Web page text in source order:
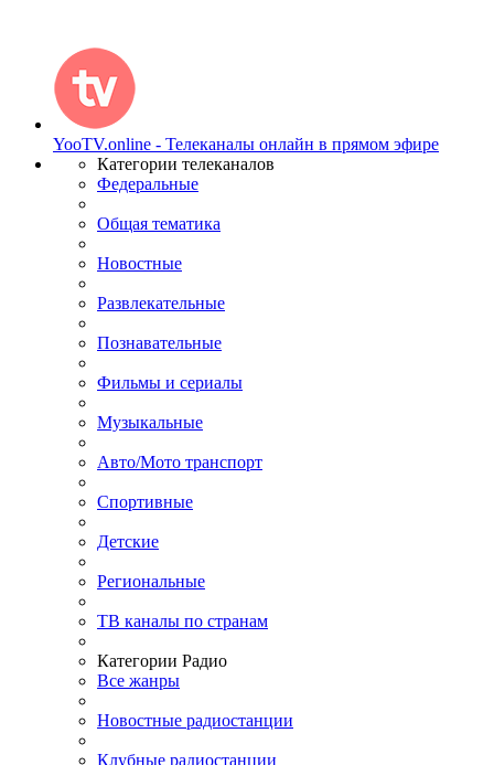
YooTV.online - Телеканалы онлайн в прямом эфире
Категории телеканалов
Федеральные
Общая тематика
Новостные
Развлекательные
Познавательные
Фильмы и сериалы
Музыкальные
Авто/Мото транспорт
Спортивные
Детские
Региональные
ТВ каналы по странам
Категории Радио
Все жанры
Новостные радиостанции
Клубные радиостанции